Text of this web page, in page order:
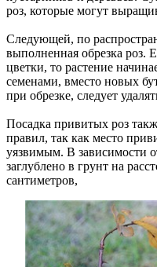
роз, которые могут
Следующей, по
выполненная обрезка роз.
цветки, то растение
семенами, вместо новых
при обрезке, следует
Посадка привитых роз
правил, так как место
уязвимым. В зависимости
заглублено в грунт на
сантиметров,